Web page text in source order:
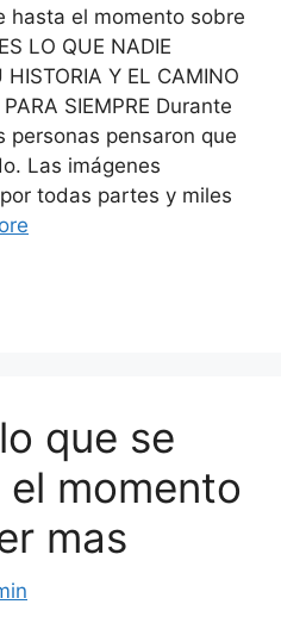
hasta el momento sobre
LO QUE NADIE
HISTORIA Y EL CAMINO
SIEMPRE Durante
personas pensaron que
Las imágenes
todas partes y miles
que se
momento
mas